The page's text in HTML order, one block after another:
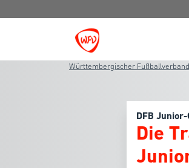
Württembergischer Fußballverband
DFB Junior-
Die